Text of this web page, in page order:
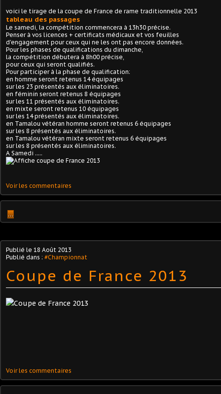
voici le tirage de la coupe de France de rame traditionnelle 2013
tableau des passages
Le samedi, la compétition commencera à 13h30 précise.
Penser à vos licences + certificats médicaux et vos feuilles
d'engagement pour ceux qui ne les ont pas encore données.
Pour les phases de qualifications du dimanche,
la compétition débutera à 8h00 précise,
pour ceux qui seront qualifiés.
Pour participer à la phase de qualification:
en homme seront retenus 14 équipages
sur les 23 présentés aux éliminatoires.
en féminin seront retenus 8 équipages
sur les 11 présentés aux éliminatoires.
en mixte seront retenus 10 équipages
sur les 14 présentés aux éliminatoires.
en Tamalou vétéran homme seront retenus 6 équipages
sur les 8 présentés aux éliminatoires.
en Tamalou vétéran mixte seront retenus 6 équipages
sur les 8 présentés aux éliminatoires.
A Samedi .....
Voir les commentaires
…
Publié le 18 Août 2013
Publié dans : #Championnat
Coupe de France 2013
Voir les commentaires